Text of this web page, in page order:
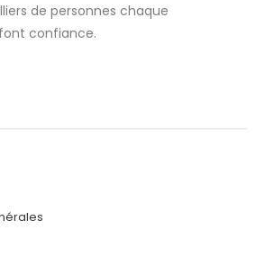
de personnes chaque
confiance.